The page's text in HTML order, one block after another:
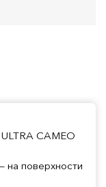
CAMEO
на поверхности